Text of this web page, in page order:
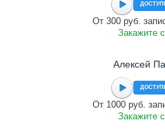
От 300 руб.
Закажите
Алексей
От 1000 руб.
Закажите